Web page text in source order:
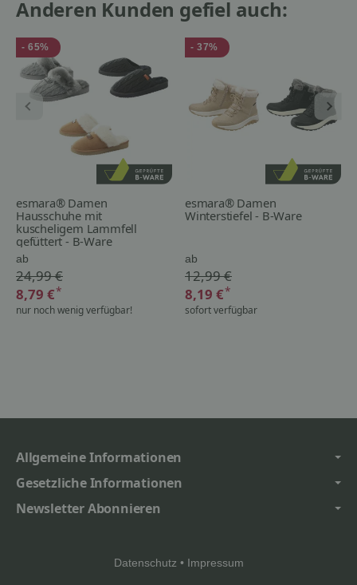
Anderen Kunden gefiel auch:
- 65%
esmara® Damen
Hausschuhe mit
kuscheligem Lammfell
gefüttert - B-Ware
ab
24,99 €
8,79 €*
nur noch wenig verfügbar!
- 37%
esmara® Damen
Winterstiefel - B-Ware
ab
12,99 €
8,19 €*
sofort verfügbar
Allgemeine Informationen
Gesetzliche Informationen
Newsletter Abonnieren
Datenschutz • Impressum